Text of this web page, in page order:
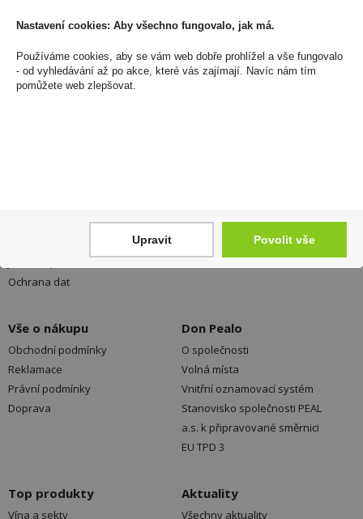
Newsletter
Zde se můžete registrovat k odběru novinek a
neunikne Vám žádná akční nabídka a sleva!
Jak nakupovat - FAQ
Ochrana dat
Kamenné prodejny a výdejní
Platební možnosti
Vše o nákupu
Obchodní podmínky
Reklamace
Právní podmínky
Doprava
Don Pealo
O společnosti
Volná místa
Vnitřní oznamovací systém
Stanovisko společnosti PEAL
a.s. k připravované směrnici
EU TPD 3
Top produkty
Vína a sekty
Aktuality
Všechny aktuality
Nastavení cookies: Aby všechno fungovalo, jak má.
Používáme cookies, aby se vám web dobře prohlížel a vše fungovalo
- od vyhledávání až po akce, které vás zajímají. Navíc nám tím
pomůžete web zlepšovat.
Upravit Povolit vše